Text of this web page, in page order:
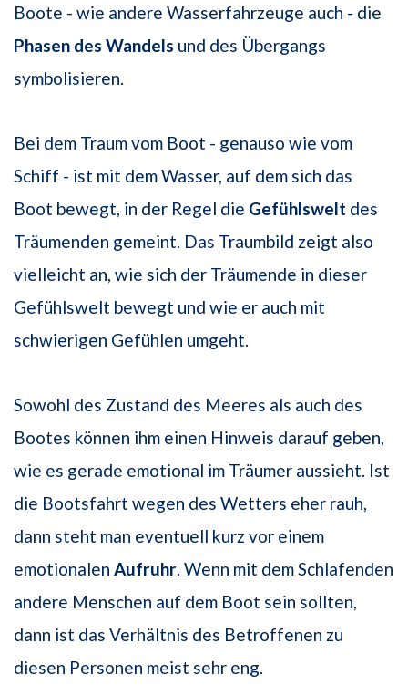
Boote - wie andere Wasserfahrzeuge auch - die
Phasen des Wandels und des Übergangs
symbolisieren.
Bei dem Traum vom Boot - genauso wie vom
Schiff - ist mit dem Wasser, auf dem sich das
Boot bewegt, in der Regel die Gefühlswelt des
Träumenden gemeint. Das Traumbild zeigt also
vielleicht an, wie sich der Träumende in dieser
Gefühlswelt bewegt und wie er auch mit
schwierigen Gefühlen umgeht.
Sowohl des Zustand des Meeres als auch des
Bootes können ihm einen Hinweis darauf geben,
wie es gerade emotional im Träumer aussieht. Ist
die Bootsfahrt wegen des Wetters eher rauh,
dann steht man eventuell kurz vor einem
emotionalen Aufruhr . Wenn mit dem Schlafenden
andere Menschen auf dem Boot sein sollten,
dann ist das Verhältnis des Betroffenen zu
diesen Personen meist sehr eng.